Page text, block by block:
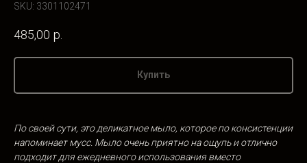
SKU: 3301102471
485,00 р.
Купить
По своей сути, это деликатное мыло, которое по консистенции
напоминает мусс. Мыло очень приятно на ощупь и отлично
подходит для ежедневного использования вместо